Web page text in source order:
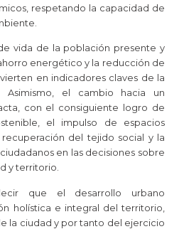
respetando la capacidad de
de la población presente y
energético y la reducción de
en indicadores claves de la
Asimismo, el cambio hacia un
con el consiguiente logro de
el impulso de espacios
del tejido social y la
en las decisiones sobre
y territorio.
que el desarrollo urbano
holística e integral del territorio,
la ciudad y por tanto del ejercicio